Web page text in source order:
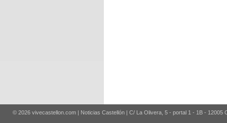
© 2026 vivecastellon.com | Noticias Castellón | C/ La Olivera, 5 - portal 1 - 1B - 12005